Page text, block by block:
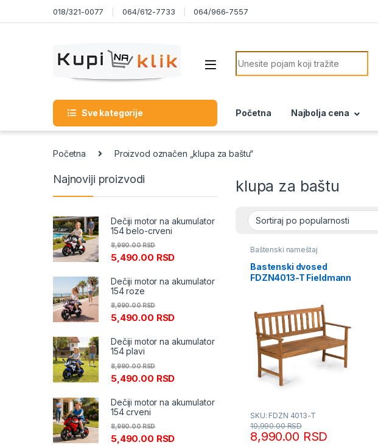
Skip to navigation018/321-0077 064/612-7733 064/966-7557
Search for:
Sve kategorije Početna Najbolja cena
Početna Proizvod označen „klupa za baštu“
klupa za baštu
Baštenski nameštaj
Bastenski dvosed
FDZN4013-T Fieldmann
SKU: FDZN 4013-T
8,990.00 RSD
10,990.00RSD
Najnoviji proizvodi
Dečiji motor na akumulator
154 belo-crveni
5,490.00 RSD
8,990.00RSD
Dečiji motor na akumulator
154 roze
5,490.00 RSD
8,990.00RSD
Dečiji motor na akumulator
154 plavi
5,490.00 RSD
8,990.00RSD
Dečiji motor na akumulator
154 crveni
5,490.00 RSD
8,990.00RSD